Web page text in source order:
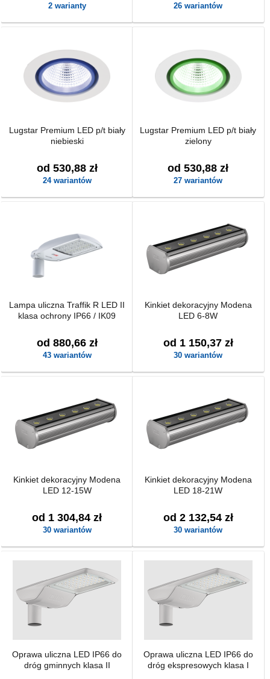
2 warianty 26 wariantów
Lugstar Premium LED p/t biały
niebieski
od 530,88 zł
24 wariantów
Lugstar Premium LED p/t biały
zielony
od 530,88 zł
27 wariantów
Lampa uliczna Traffik R LED II
klasa ochrony IP66 / IK09
od 880,66 zł
43 wariantów
Kinkiet dekoracyjny Modena
LED 6-8W
od 1 150,37 zł
30 wariantów
Kinkiet dekoracyjny Modena
LED 12-15W
od 1 304,84 zł
30 wariantów
Kinkiet dekoracyjny Modena
LED 18-21W
od 2 132,54 zł
30 wariantów
Oprawa uliczna LED IP66 do
dróg gminnych klasa II
Oprawa uliczna LED IP66 do
dróg ekspresowych klasa I